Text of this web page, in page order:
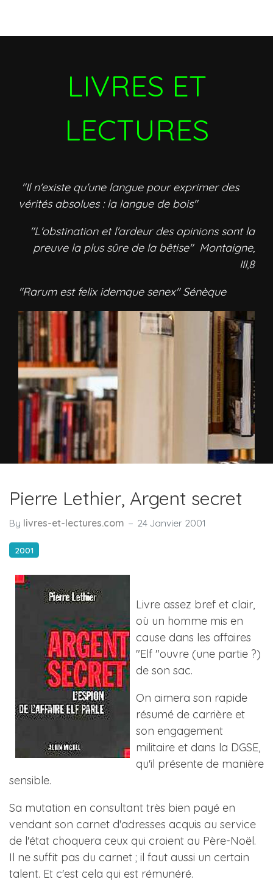
LIVRES ET
LECTURES
"Il n'existe qu'une langue pour exprimer des
vérités absolues : la langue de bois"
"L'obstination et l'ardeur des opinions sont la
preuve la plus sûre de la bêtise" Montaigne,
III,8
"Rarum est felix idemque senex" Sénèque
Pierre Lethier, Argent secret
By livres-et-lectures.com 24 Janvier 2001
2001
Livre assez bref et clair,
où un homme mis en
cause dans les affaires
"Elf "ouvre (une partie ?)
de son sac.
On aimera son rapide
résumé de carrière et
son engagement
militaire et dans la DGSE,
qu'il présente de manière
sensible.
Sa mutation en consultant très bien payé en
vendant son carnet d'adresses acquis au service
de l'état choquera ceux qui croient au Père-Noël.
Il ne suffit pas du carnet ; il faut aussi un certain
talent. Et c'est cela qui est rémunéré.